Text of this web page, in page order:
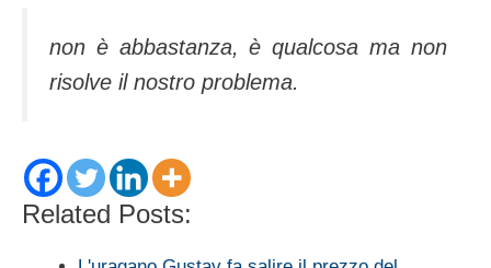
non è abbastanza, è qualcosa ma non
risolve il nostro problema.
Related Posts: